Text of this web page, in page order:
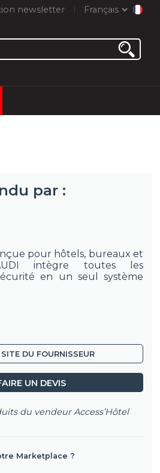
newsletter Français
par :
pour hôtels, bureaux et
intègre toutes les
en un seul système
DU FOURNISSEUR
UN DEVIS
du vendeur Access’Hôtel
Marketplace ?